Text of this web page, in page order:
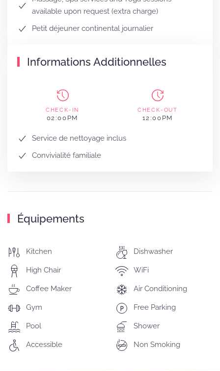
available upon request (extra charge)
Petit déjeuner continental journalier
Informations Additionnelles
CHECK-IN
02:00PM
CHECK-OUT
12:00PM
Service de nettoyage inclus
Convivialité familiale
Équipements
Kitchen Dishwasher
High Chair WiFi
Coffee Maker Air Conditioning
Gym Free Parking
Pool Shower
Accessible Non Smoking